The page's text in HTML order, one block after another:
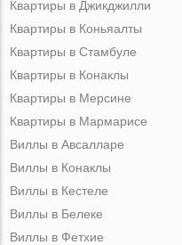
Квартиры в Джикджилли
Квартиры в Коньяалты
Квартиры в Стамбуле
Квартиры в Конаклы
Квартиры в Мерсине
Квартиры в Мармарисе
Виллы в Авсалларе
Виллы в Конаклы
Виллы в Кестеле
Виллы в Белеке
Виллы в Фетхие